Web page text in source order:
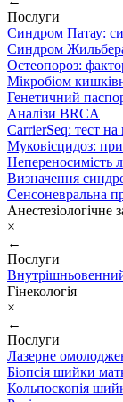
Послуги
Синдром Патау:
Синдром
Остеопороз:
Мікробіом
Генетичний
Аналізи BRCA
CarrierSeq: тест на
Муковісцидоз:
Непереносимість
Визначення
Сенсоневральна
Анестезіологічне
×
←
Послуги
Гінекологія
×
←
Послуги
Лазерне
Біопсія шийки
Кольпоскопія